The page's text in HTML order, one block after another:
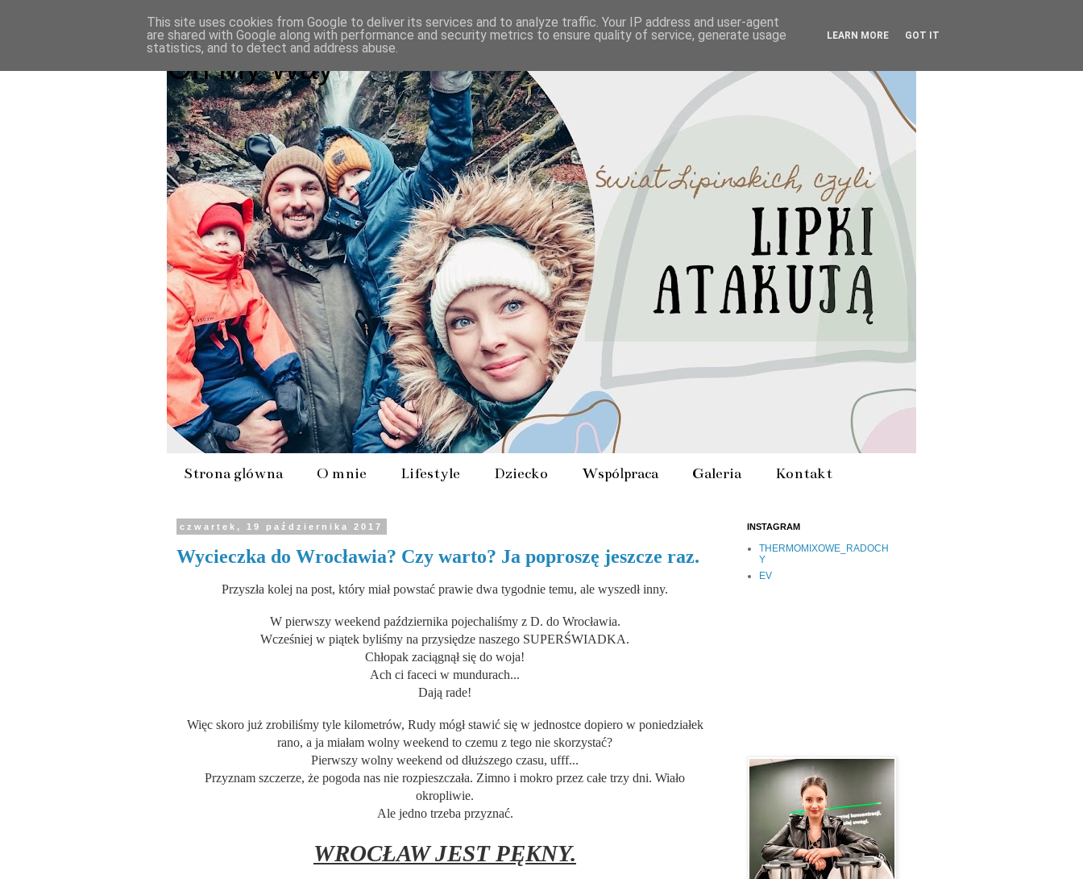
On My Way
Strona główna O mnie Lifestyle Dziecko Współpraca Galeria Kontakt
czwartek, 19 października 2017
Wycieczka do Wrocławia? Czy warto? Ja poproszę jeszcze raz.
Przyszła kolej na post, który miał powstać prawie dwa tygodnie temu, ale wyszedł inny.
W pierwszy weekend października pojechaliśmy z D. do Wrocławia.
Wcześniej w piątek byliśmy na przysiędze naszego SUPERŚWIADKA.
Chłopak zaciągnął się do woja!
Ach ci faceci w mundurach...
Dają rade!
Więc skoro już zrobiliśmy tyle kilometrów, Rudy mógł stawić się w jednostce dopiero w poniedziałek
rano, a ja miałam wolny weekend to czemu z tego nie skorzystać?
Pierwszy wolny weekend od dłuższego czasu, ufff...
Przyznam szczerze, że pogoda nas nie rozpieszczała. Zimno i mokro przez całe trzy dni. Wiało
okropliwie.
Ale jedno trzeba przyznać.
WROCŁAW JEST PĘKNY.
INSTAGRAM
THERMOMIXOWE_RADOCH
Y
EV
This site uses cookies from Google to deliver its services and to analyze traffic. Your IP address and user-agent
are shared with Google along with performance and security metrics to ensure quality of service, generate usage
statistics, and to detect and address abuse.
LEARN MORE GOT IT